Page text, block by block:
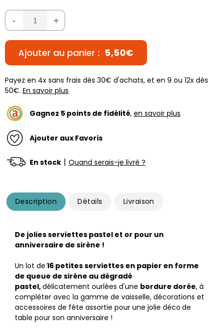
- +
Ajouter au panier : 5,50€
Payez en 4x sans frais dès 30€ d'achats, et en 9 ou 12x dès
50€. En savoir plus
Gagnez 5 points de fidélité, en savoir plus
Ajouter aux Favoris
En stock | Quand serais-je livré ?
Description Détails Livraison
De jolies serviettes pastel et or pour un
anniversaire de sirène !
Un lot de 16 petites serviettes en papier en forme
de queue de sirène au dégradé
pastel,délicatement ourlées d'une bordure dorée, à
compléter avec la gamme de vaisselle, décorations et
accessoires de fête assortie pour une jolie déco de
table pour son anniversaire !